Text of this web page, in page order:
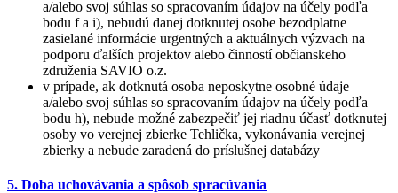
a/alebo svoj súhlas so spracovaním údajov na účely podľa
bodu f a i), nebudú danej dotknutej osobe bezodplatne
zasielané informácie urgentných a aktuálnych výzvach na
podporu ďalších projektov alebo činností občianskeho
združenia SAVIO o.z.
v prípade, ak dotknutá osoba neposkytne osobné údaje
a/alebo svoj súhlas so spracovaním údajov na účely podľa
bodu h), nebude možné zabezpečiť jej riadnu účasť dotknutej
osoby vo verejnej zbierke Tehlička, vykonávania verejnej
zbierky a nebude zaradená do príslušnej databázy
5. Doba uchovávania a spôsob spracúvania